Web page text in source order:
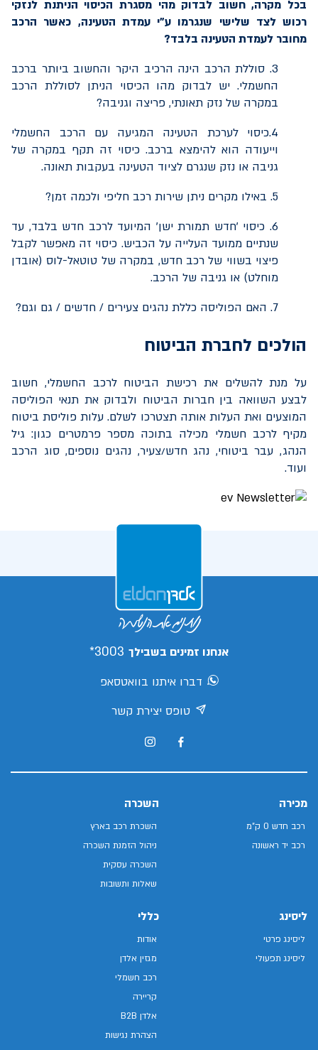
בכל מקרה, חשוב לבדוק מהי מסגרת הכיסוי הניתנת לנזקי
רכוש לצד שלישי שנגרמו ע"י עמדת הטעינה, כאשר הרכב
מחובר לעמדת הטעינה בלבד?
3. סוללת הרכב הינה הרכיב היקר והחשוב ביותר ברכב
החשמלי. יש לבדוק מהו הכיסוי הניתן לסוללת הרכב
במקרה של נזק תאונתי, פריצה וגניבה?
4.כיסוי לערכת הטעינה המגיעה עם הרכב החשמלי
וייעודה הוא להימצא ברכב. כיסוי זה תקף במקרה של
גניבה או נזק שנגרם לציוד הטעינה בעקבות תאונה.
5. באילו מקרים ניתן שירות רכב חליפי ולכמה זמן?
6. כיסוי 'חדש תמורת ישן' המיועד לרכב חדש בלבד, עד
שנתיים ממועד העלייה על הכביש. כיסוי זה מאפשר לקבל
פיצוי בשווי של רכב חדש, במקרה של טוטאל-לוס (אובדן
מוחלט) או גניבה של הרכב.
7. האם הפוליסה כללת נהגים צעירים / חדשים / גם וגם?
הולכים לחברת הביטוח
על מנת להשלים את רכישת הביטוח לרכב החשמלי, חשוב
לבצע השוואה בין חברות הביטוח ולבדוק את תנאי הפוליסה
המוצעים ואת העלות אותה תצטרכו לשלם. עלות פוליסת ביטוח
מקיף לרכב חשמלי מכילה בתוכה מספר פרמטרים כגון: גיל
הנהג, עבר ביטוחי, נהג חדש/צעיר, נהגים נוספים, סוג הרכב
ועוד.
אנחנו זמינים בשבילך 3003*
דברו איתנו בוואטסאפ
טופס יצירת קשר
מכירה
רכב חדש 0 ק"מ
רכב יד ראשונה
השכרה
השכרת רכב בארץ
ניהול הזמנת השכרה
השכרה עסקית
שאלות ותשובות
ליסינג
ליסינג פרטי
ליסינג תפעולי
כללי
אודות
מגזין אלדן
רכב חשמלי
קריירה
אלדן B2B
הצהרת נגישות